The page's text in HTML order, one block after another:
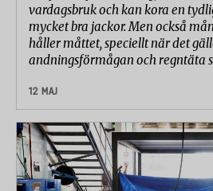
vardagsbruk och kan kora en
mycket bra jackor. Men också
håller måttet, speciellt när det
andningsförmågan och regntäta
12 MAJ